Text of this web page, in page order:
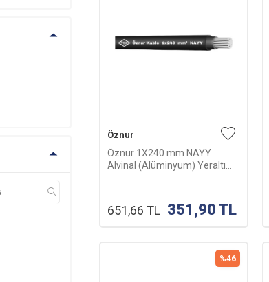
Öznur
Öznur 1X240 mm NAYY
Alvinal (Alüminyum) Yeraltı
651,66TL 351,90 TL
%46